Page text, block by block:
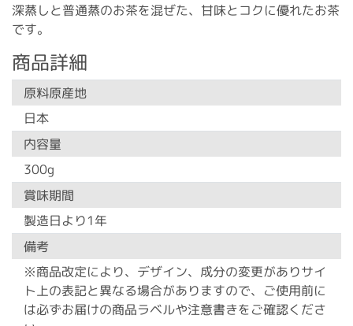
深蒸しと普通蒸のお茶を混ぜた、甘味とコクに優れたお茶
です。
商品詳細
原料原産地
日本
内容量
300g
賞味期間
製造日より1年
備考
※商品改定により、デザイン、成分の変更がありサイ
ト上の表記と異なる場合がありますので、ご使用前に
は必ずお届けの商品ラベルや注意書きをご確認くださ